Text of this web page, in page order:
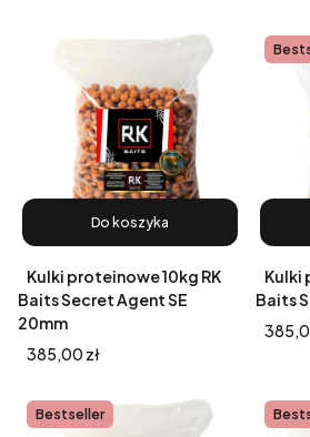
Do koszyka
Kulki proteinowe 10kg RK
Baits Secret Agent SE
20mm
Cena
385,00 zł
Kulki
Baits
Cena
Bestseller